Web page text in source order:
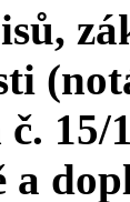
č. 15/
a